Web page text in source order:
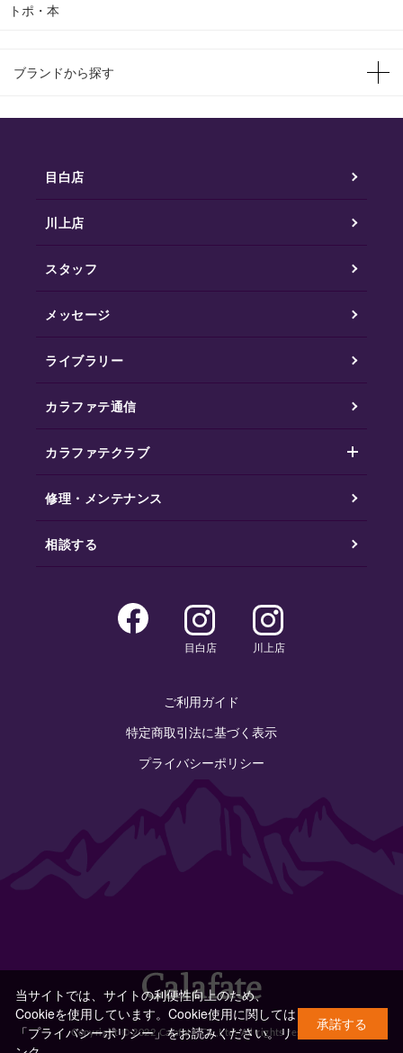
トポ・本
ブランドから探す
目白店
川上店
スタッフ
メッセージ
ライブラリー
カラファテ通信
カラファテクラブ
修理・メンテナンス
相談する
目白店 川上店
ご利用ガイド
特定商取引法に基づく表示
プライバシーポリシー
Copyright © 2022 Calafate Co.,Ltd. All rights reserved.
当サイトでは、サイトの利便性向上のため、
Cookieを使用しています。Cookie使用に関しては
「プライバシーポリシー」をお読みください。リ
承諾する